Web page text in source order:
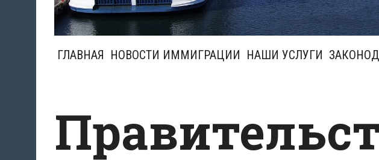
ГЛАВНАЯ НОВОСТИ ИММИГРАЦИИ НАШИ УСЛУГИ